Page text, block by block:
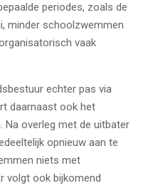
periodes, zoals de
minder schoolzwemmen
vaak
echter pas via
daarnaast ook het
Na overleg met de uitbater
opnieuw aan te
niets met
volgt ook bijkomend